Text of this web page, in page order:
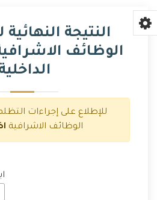
النتيجة
الوظائف
للإطلاع على إجراءات
الوظائف الاشرافية